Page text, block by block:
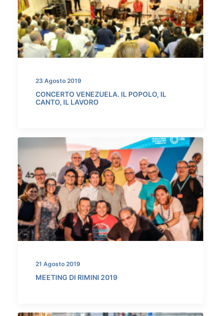
23 Agosto 2019
CONCERTO VENEZUELA. IL POPOLO, IL
CANTO, IL LAVORO
21 Agosto 2019
MEETING DI RIMINI 2019